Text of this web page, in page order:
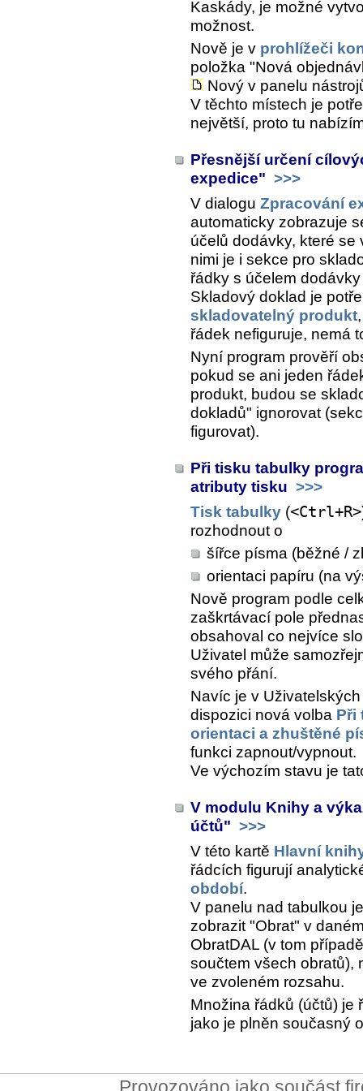
Kaskády, je možné
možnost.
Nově je v prohlížeči
položka "Nová
Nový v panelu
V těchto místech je
největší, proto tu
Přesnější určení
expedice" >>>
V dialogu Zpracování
automaticky zobrazuje
účelů dodávky, které
nimi je i sekce pro
řádky s účelem
Skladový doklad je
skladovatelný produkt
řádek nefiguruje, nemá
Nyní program prověří
pokud se ani jeden
produkt, budou se
dokladů" ignorovat
figurovat).
Při tisku tabulky
atributy tisku >>>
Tisk tabulky (<Ctrl+R>
rozhodnout o
šířce písma (běžné /
orientaci papíru (na
Nově program podle
zaškrtávací pole
obsahoval co nejvíce
Uživatel může
svého přání.
Navíc je v
dispozici nová volba Při
orientaci a zhuštěné
funkci zapnout/vypnout.
Ve výchozím stavu je
V modulu Knihy a
účtů" >>>
V této kartě Hlavní
řádcích figurují
období.
V panelu nad tabulkou
zobrazit "Obrat" v
ObratDAL (v tom
součtem všech obratů),
ve zvoleném rozsahu.
Množina řádků (účtů) je
jako je plněn současný